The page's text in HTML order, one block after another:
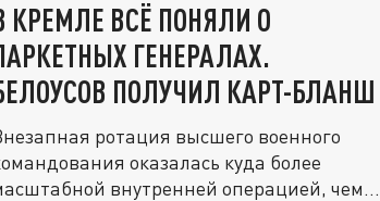
КРЕМЛЕ ВСЁ ПОНЯЛИ О
ГЕНЕРАЛАХ.
ПОЛУЧИЛ КАРТ-БЛАНШ
ротация высшего военного
оказалась куда более
внутренней операцией, чем...